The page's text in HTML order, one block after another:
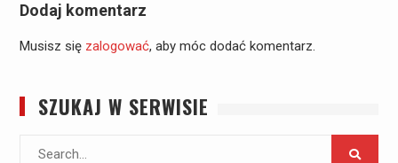
Dodaj komentarz
Musisz się zalogować, aby móc dodać komentarz.
SZUKAJ W SERWISIE